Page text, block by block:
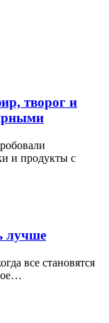
творог и
и продукты с
лучше
все становятся